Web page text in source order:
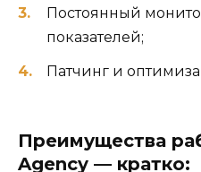
Постоянный
показателей;
Патчинг и
Преимущества
Agency — кратко: